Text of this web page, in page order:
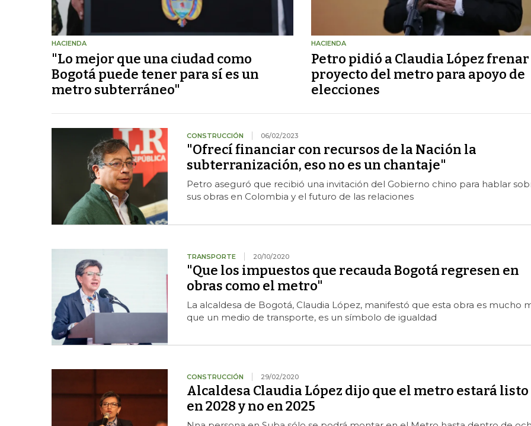
HACIENDA
"Lo mejor que una ciudad como
Bogotá puede tener para sí es un
metro subterráneo"
HACIENDA
Petro pidió a Claudia López
proyecto del metro para apoyo de
elecciones
CONSTRUCCIÓN 06/02/2023
"Ofrecí financiar con recursos de la Nación la
subterranización, eso no es un chantaje"
Petro aseguró que recibió una invitación del Gobierno chino para hablar
sus obras en Colombia y el futuro de las relaciones
TRANSPORTE 20/10/2020
"Que los impuestos que recauda Bogotá regresen en
obras como el metro"
La alcaldesa de Bogotá, Claudia López, manifestó que esta obra es mucho
que un medio de transporte, es un símbolo de igualdad
CONSTRUCCIÓN 29/02/2020
Alcaldesa Claudia López dijo que el metro estará listo
en 2028 y no en 2025